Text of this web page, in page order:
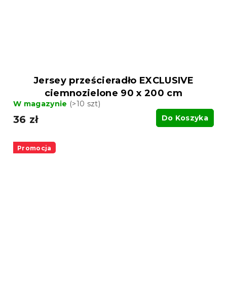
Jersey prześcieradło EXCLUSIVE
ciemnozielone 90 x 200 cm
W magazynie (>10 szt)
36 zł Do Koszyka
Promocja